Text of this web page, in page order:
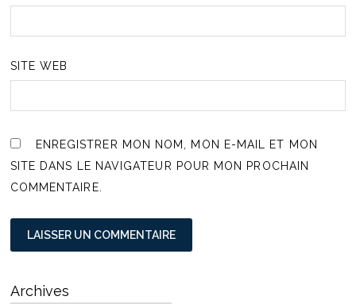
SITE WEB
ENREGISTRER MON NOM, MON E-MAIL ET MON
SITE DANS LE NAVIGATEUR POUR MON PROCHAIN
COMMENTAIRE.
Archives